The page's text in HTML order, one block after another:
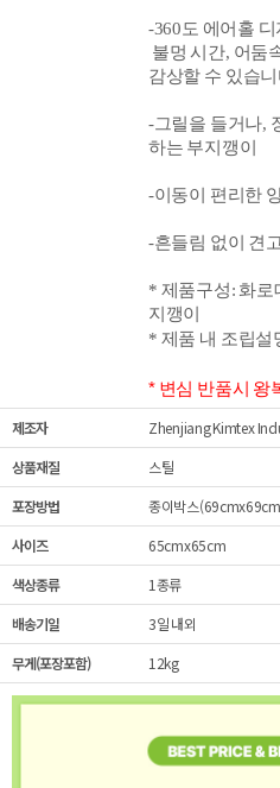
-360도 에어홀 디
불멍 시간, 어둠
감상할 수 있습
-그릴을 들거나,
하는 부지깽이
-이동이 편리한
-흔들림 없이 견
* 제품구성: 화로
지깽이
* 제품 내 조립설
* 변심 반품시 왕
제조자
Zhenjiang Kimtex
상품재질
스틸
포장방법
종이박스
사이즈
65cmx65cm
색상종류
1종류
배송기일
3일 내외
무게(포장포함)
12kg